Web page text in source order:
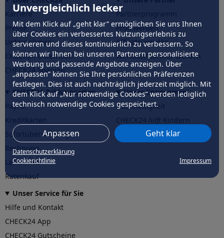
Unvergleichlich lecker
Mit dem Klick auf „geht klar” ermöglichen Sie uns Ihnen
über Cookies ein verbessertes Nutzungserlebnis zu
servieren und dieses kontinuierlich zu verbessern. So
können wir Ihnen bei unseren Partnern personalisierte
Werbung und passende Angebote anzeigen. Über
„anpassen” können Sie Ihre persönlichen Präferenzen
festlegen. Dies ist auch nachträglich jederzeit möglich. Mit
dem Klick auf „Nur notwendige Cookies” werden lediglich
technisch notwendige Cookies gespeichert.
Anpassen Geht klar
Datenschutzerklärung
Cookierichtlinie
Impressum
Karriere
Presse
Unternehmen
CHECK24 Österreich
CHECK24 Spanien
Partnerprogramm
Profi werden
Affiliate werden
Werkstattpartner werden
CHECK24 Zahlungsarten
PayPal
Sofortüberweisung
Rechnung
Lastschrift
Ratenkauf
Unser Engagement
Nachhaltigkeit
CHECK24hilftder Natur
Unser Service für Sie
Hilfe und Kontakt
CHECK24 App
CHECK24 Gutscheine